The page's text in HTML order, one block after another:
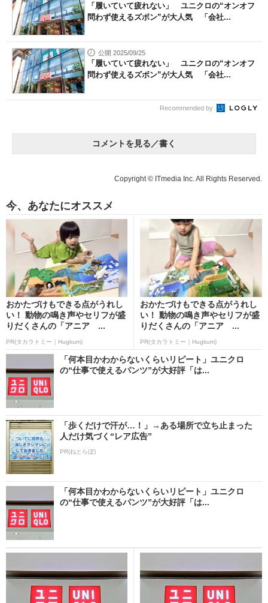
「履いていて疲れない」 ユニクロの“オンオフ
問わず使えるズボン”が大人気 「会社...
公開 2025/09/25
「履いていて疲れない」 ユニクロの“オンオフ
問わず使えるズボン”が大人気 「会社...
Recommended by
コメントを見る／書く
Copyright © ITmedia Inc. All Rights Reserved.
今、あなたにオススメ
おかたづけもできる点がうれし
い！ 動物の鳴き声やセリフが盛
りだくさんの「アニア ...
PR(タカラトミー｜Hugkum)
おかたづけもできる点がうれし
い！ 動物の鳴き声やセリフが盛
りだくさんの「アニア ...
PR(タカラトミー｜Hugkum)
「何本目かわからないくらいリピート」ユニクロ
の“仕事で使えるパンツ”が大好評「は...
「歩くだけで汗が…！」→ある場所で立ち止まった
人だけ気づく“レア広告”
PR(ねとらぼ)
「何本目かわからないくらいリピート」ユニクロ
の“仕事で使えるパンツ”が大好評「は...